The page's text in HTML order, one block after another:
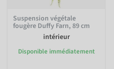
Suspension végétale
fougère Duffy Farn, 89 cm
intérieur
Disponible immédiatement